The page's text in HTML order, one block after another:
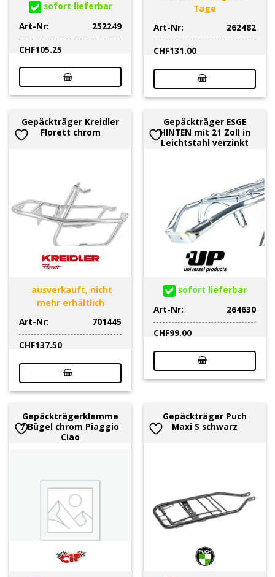
sofort lieferbar
Art-Nr:
252249
CHF105.25
Tage
Art-Nr:
262482
CHF131.00
Gepäckträger Kreidler
Florett chrom
ausverkauft, nicht
mehr erhältlich
Art-Nr:
701445
CHF137.50
Gepäckträger ESGE
HINTEN mit 21 Zoll in
Leichtstahl verzinkt
sofort lieferbar
Art-Nr:
264630
CHF99.00
Gepäckträgerklemme
/ Bügel chrom Piaggio
Ciao
Gepäckträger Puch
Maxi S schwarz